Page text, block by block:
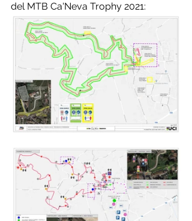
del MTB Ca'Neva Trophy 2021: